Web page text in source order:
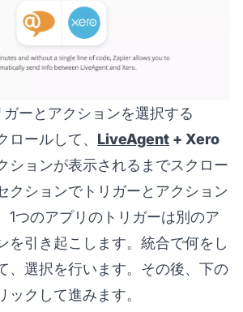
ーとアクションを選択する
ロールして、 LiveAgent + Xero
ションが表示されるまでスクロー
クションでトリガーとアクション
1つのアプリのトリガーは別のア
を引き起こします。統合で何をし
、選択を行います。その後、下の
ックして進みます。